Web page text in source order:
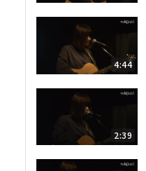
4:44
2:39